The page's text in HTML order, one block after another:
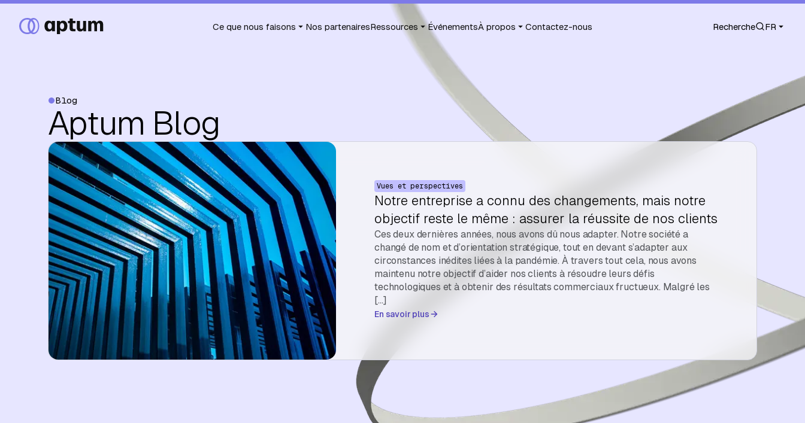
Ce que nous faisons Nos partenairesRessources ÉvénementsÀ propos Contactez-nous Recherche FR
Blog
Aptum Blog
Vues et perspectives
Notre entreprise a connu des changements, mais notre
objectif reste le même : assurer la réussite de nos clients
Ces deux dernières années, nous avons dû nous adapter. Notre société a
changé de nom et d’orientation stratégique, tout en devant s’adapter aux
circonstances inédites liées à la pandémie. À travers tout cela, nous avons
maintenu notre objectif d’aider nos clients à résoudre leurs défis
technologiques et à obtenir des résultats commerciaux fructueux. Malgré les
[…]
En savoir plus